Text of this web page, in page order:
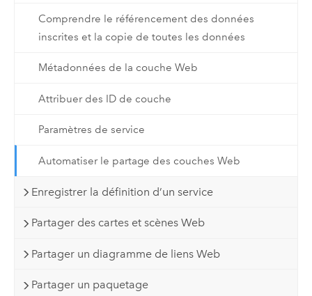
Comprendre le référencement des données
inscrites et la copie de toutes les données
Métadonnées de la couche Web
Attribuer des ID de couche
Paramètres de service
Automatiser le partage des couches Web
Enregistrer la définition d’un service
Partager des cartes et scènes Web
Partager un diagramme de liens Web
Partager un paquetage